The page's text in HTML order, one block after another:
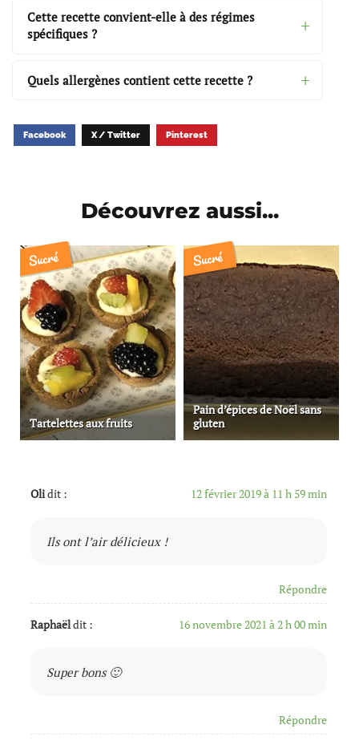
Cette recette convient-elle à des régimes
spécifiques ?
Quels allergènes contient cette recette ?
Facebook X / Twitter Pinterest
Découvrez aussi...
Sucré
Tartelettes aux fruits
Sucré
Pain d’épices de Noël sans
gluten
Olidit : 12 février 2019 à 11 h 59 min
Ils ont l’air délicieux !
Répondre
Raphaëldit : 16 novembre 2021 à 2 h 00 min
Super bons 🙂
Répondre